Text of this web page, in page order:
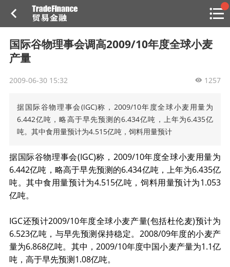
国际谷物理事会调高2009/10年度全球小麦
产量
2009-06-30 15:32 1257
据国际谷物理事会(IGC)称，2009/10年度全球小麦用量为
6.442亿吨，略高于早先预测的6.434亿吨，上年为6.435亿
吨。其中食用量预计为4.515亿吨，饲料用量预计
据国际谷物理事会(IGC)称，2009/10年度全球小麦用量为
6.442亿吨，略高于早先预测的6.434亿吨，上年为6.435亿
吨。其中食用量预计为4.515亿吨，饲料用量预计为1.053
亿吨。
IGC还预计2009/10年度全球小麦产量(包括杜伦麦)预计为
6.523亿吨，与早先预测保持稳定。2008/09年度的小麦产
量为6.868亿吨。其中，2009/10年度中国小麦产量为1.1亿
吨，高于早先预测1.08亿吨。
热
点
贸金说图
专家投稿
贸金招聘
贸金微博
贸金书店
贸金投融（投融资信息平台）
活动
研习社
消息
贸金书城